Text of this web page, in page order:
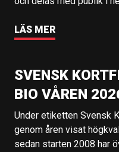
LÄS MER
SVENSK
BIO VÅREN
Under etiketten Svensk
genom åren visat
sedan starten 2008 har